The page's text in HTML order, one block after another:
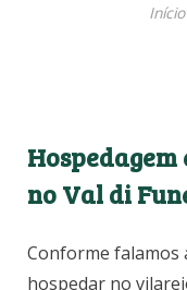
H
no Val di
Conforme
hospedar no